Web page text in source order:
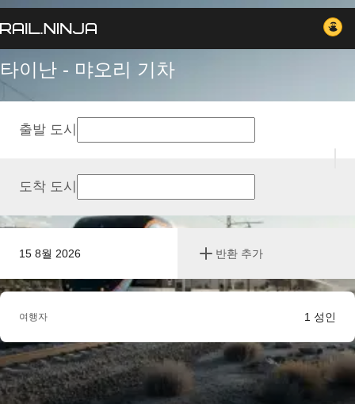
타이난 - 먀오리 기차
15 8월 2026 반환 추가
출발 도시
도착 도시
여행자 1 성인